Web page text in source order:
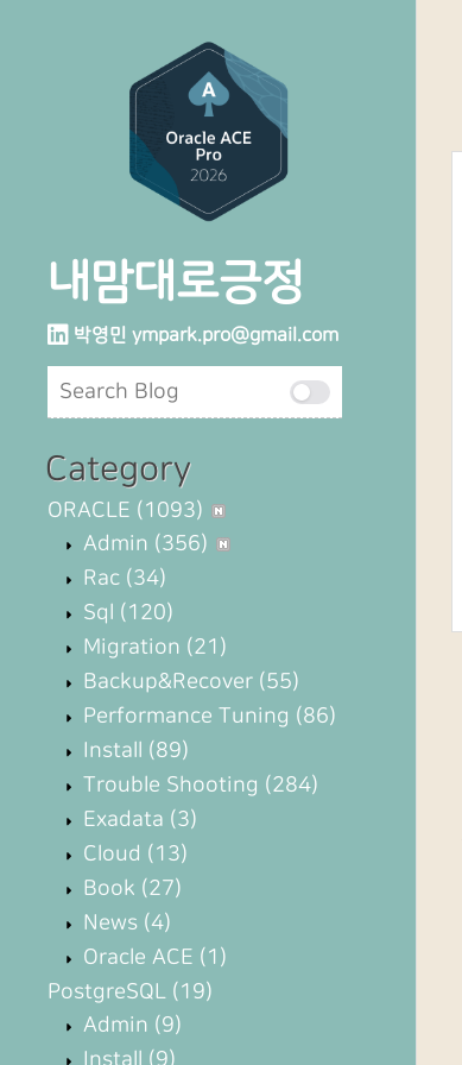
내맘대로긍정
박영민 ympark.pro@gmail.com
Category
ORACLE (1093)
Admin (356)
Rac (34)
Sql (120)
Migration (21)
Backup&Recover (55)
Performance Tuning (86)
Install (89)
Trouble Shooting (284)
Exadata (3)
Cloud (13)
Book (27)
News (4)
Oracle ACE (1)
PostgreSQL (19)
Admin (9)
Install (9)